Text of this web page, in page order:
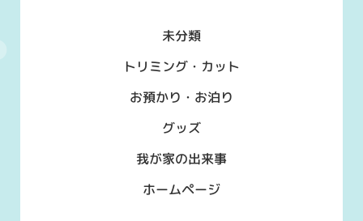
未分類
トリミング・カット
お預かり・お泊り
グッズ
我が家の出来事
ホームページ